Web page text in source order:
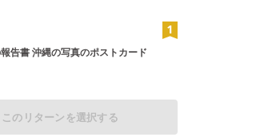
告書 沖縄の写真のポストカード
このリターンを選択する